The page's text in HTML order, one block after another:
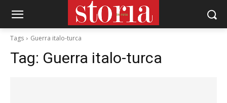
Tags Guerra italo-turca
Tag: Guerra italo-turca